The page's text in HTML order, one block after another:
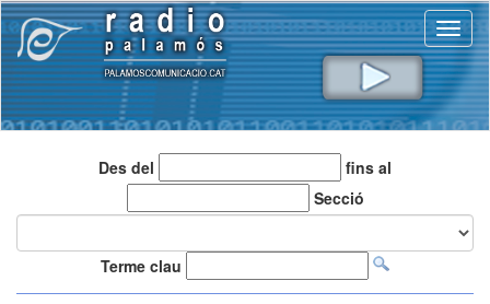
Des del
fins al
Secció
Terme clau